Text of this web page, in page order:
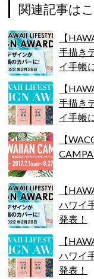
関連記事は
【
手描き
イ手帳
【
手描き
イ手帳
【
【
ハワイ
発表！
【
ハワイ
発表！